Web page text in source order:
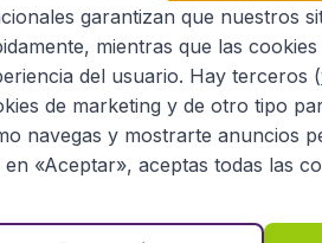
el primer aeropuerto español
europeos según datos
con más de 29 millones y
garantizan que nuestros
mientras que las
del usuario. Hay terceros (
de marketing y de otro tipo
navegas y mostrarte anuncios
en «Aceptar», aceptas todas las